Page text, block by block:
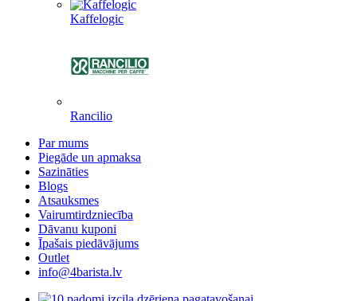
Kaffelogic
Rancilio
Par mums
Piegāde un apmaksa
Sazināties
Blogs
Atsauksmes
Vairumtirdzniecība
Dāvanu kuponi
Īpašais piedāvājums
Outlet
info@4barista.lv